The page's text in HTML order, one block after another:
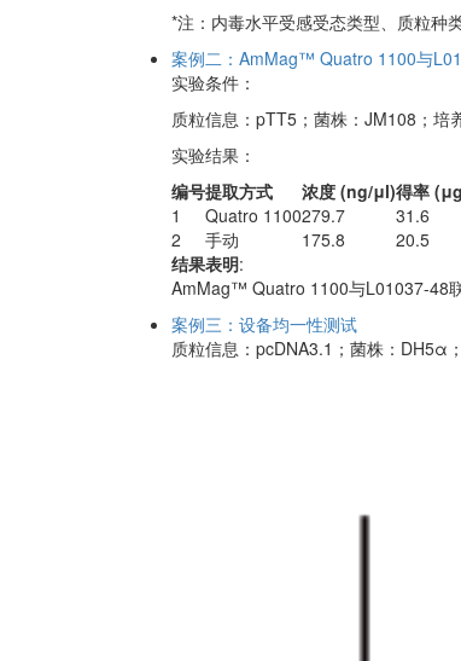
*注：内毒水平受感受态类型、质粒种
案例二：AmMag™ Quatro 1100与
实验条件：
质粒信息：pTT5；菌株：JM108；培
实验结果：
编号提取方式 浓度 (ng/μl)得率
1
Quatro 1100279.7 31.6
2
手动 175.8 20.5
结果表明:
AmMag™ Quatro 1100与L01037-48
案例三：设备均一性测试
质粒信息：pcDNA3.1；菌株：DH5α